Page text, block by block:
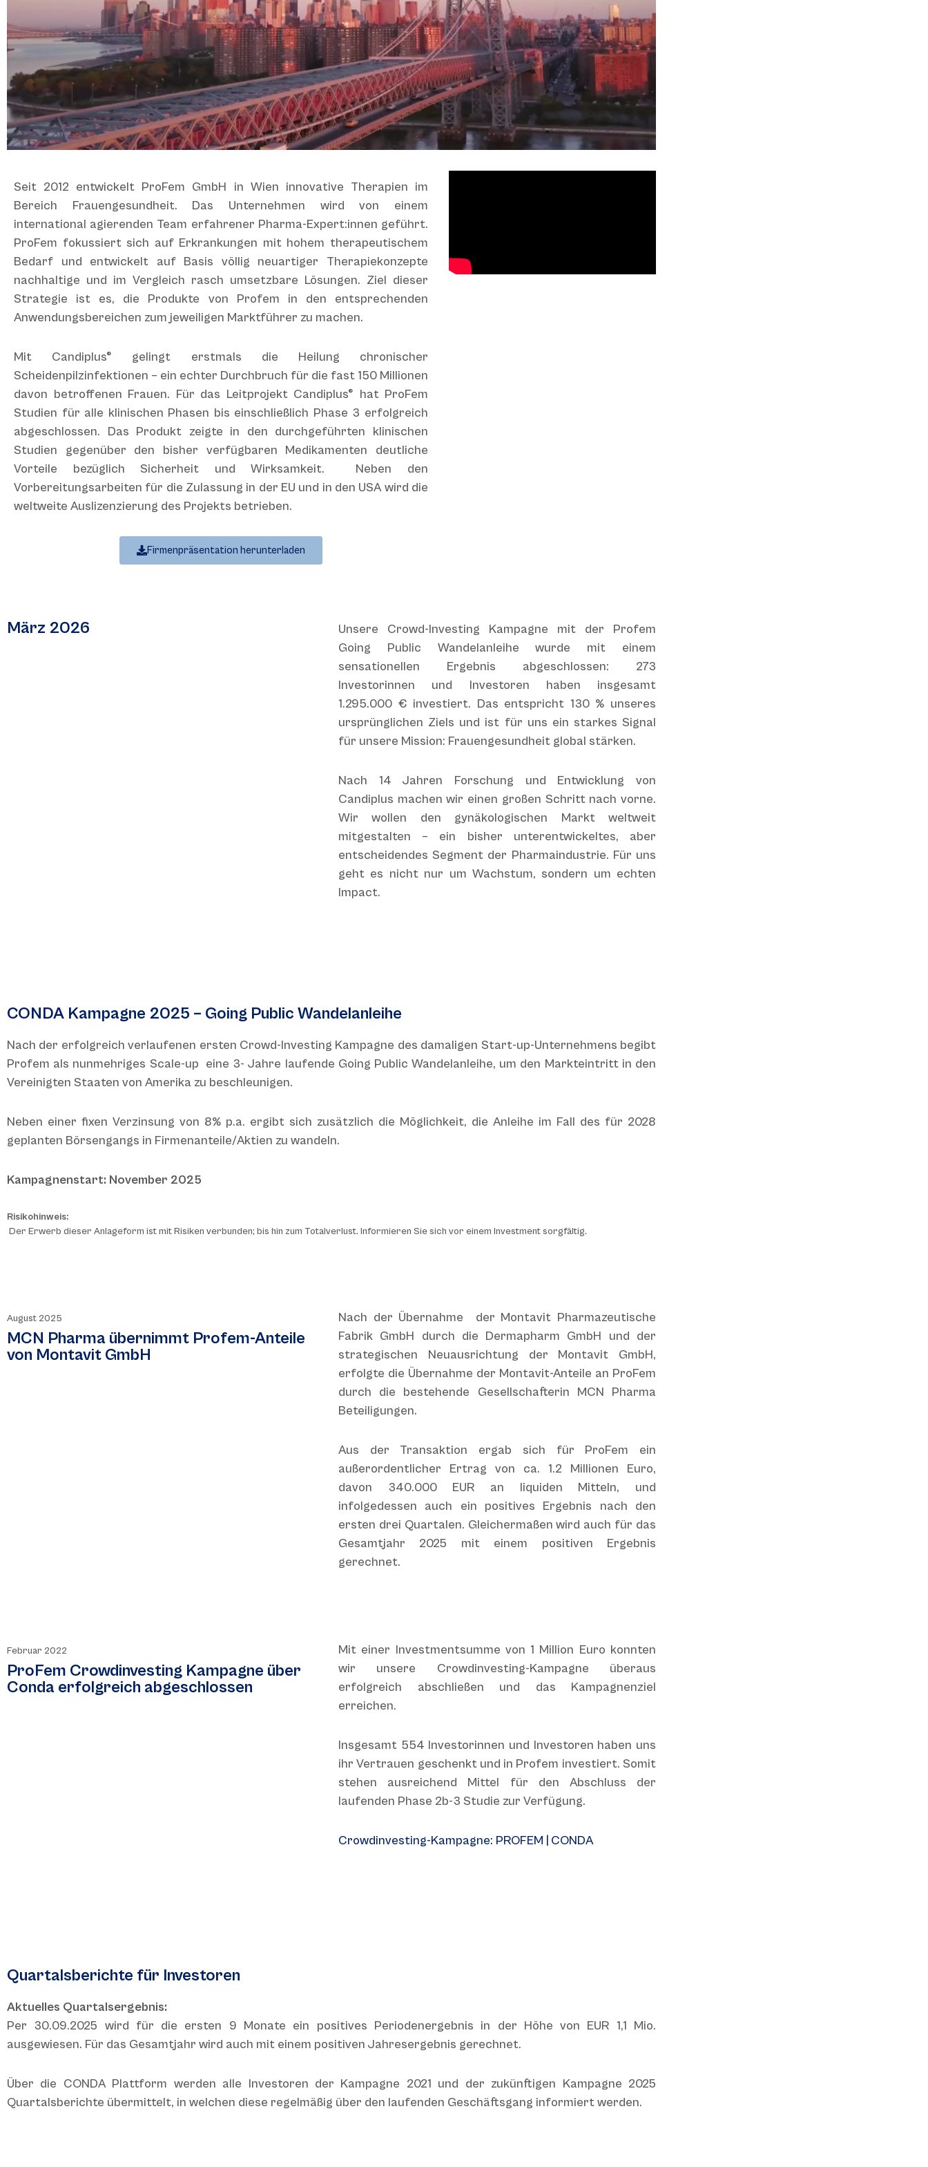
Seit 2012 entwickelt ProFem GmbH in Wien innovative Therapien im
Bereich Frauengesundheit. Das Unternehmen wird von einem
international agierenden Team erfahrener Pharma-Expert:innen geführt.
ProFem fokussiert sich auf Erkrankungen mit hohem therapeutischem
Bedarf und entwickelt auf Basis völlig neuartiger Therapiekonzepte
nachhaltige und im Vergleich rasch umsetzbare Lösungen. Ziel dieser
Strategie ist es, die Produkte von Profem in den entsprechenden
Anwendungsbereichen zum jeweiligen Marktführer zu machen.
Mit Candiplus® gelingt erstmals die Heilung chronischer
Scheidenpilzinfektionen – ein echter Durchbruch für die fast 150 Millionen
davon betroffenen Frauen. Für das Leitprojekt Candiplus® hat ProFem
Studien für alle klinischen Phasen bis einschließlich Phase 3 erfolgreich
abgeschlossen. Das Produkt zeigte in den durchgeführten klinischen
Studien gegenüber den bisher verfügbaren Medikamenten deutliche
Vorteile bezüglich Sicherheit und Wirksamkeit. Neben den
Vorbereitungsarbeiten für die Zulassung in der EU und in den USA wird die
weltweite Auslizenzierung des Projekts betrieben.
Firmenpräsentation herunterladen
März 2026
Unsere Crowd-Investing Kampagne mit der Profem
Going Public Wandelanleihe wurde mit einem
sensationellen Ergebnis abgeschlossen: 273
Investorinnen und Investoren haben insgesamt
1.295.000 € investiert. Das entspricht 130 % unseres
ursprünglichen Ziels und ist für uns ein starkes Signal
für unsere Mission: Frauengesundheit global stärken.
Nach 14 Jahren Forschung und Entwicklung von
Candiplus machen wir einen großen Schritt nach vorne.
Wir wollen den gynäkologischen Markt weltweit
mitgestalten – ein bisher unterentwickeltes, aber
entscheidendes Segment der Pharmaindustrie. Für uns
geht es nicht nur um Wachstum, sondern um echten
Impact.
CONDA Kampagne 2025 – Going Public Wandelanleihe
Nach der erfolgreich verlaufenen ersten Crowd-Investing Kampagne des damaligen Start-up-Unternehmens begibt
Profem als nunmehriges Scale-up eine 3- Jahre laufende Going Public Wandelanleihe, um den Markteintritt in den
Vereinigten Staaten von Amerika zu beschleunigen.
Neben einer fixen Verzinsung von 8% p.a. ergibt sich zusätzlich die Möglichkeit, die Anleihe im Fall des für 2028
geplanten Börsengangs in Firmenanteile/Aktien zu wandeln.
Kampagnenstart: November 2025
Risikohinweis:
Der Erwerb dieser Anlageform ist mit Risiken verbunden; bis hin zum Totalverlust. Informieren Sie sich vor einem Investment sorgfältig.
August 2025
MCN Pharma übernimmt Profem-Anteile
von Montavit GmbH
Nach der Übernahme der Montavit Pharmazeutische
Fabrik GmbH durch die Dermapharm GmbH und der
strategischen Neuausrichtung der Montavit GmbH,
erfolgte die Übernahme der Montavit-Anteile an ProFem
durch die bestehende Gesellschafterin MCN Pharma
Beteiligungen.
Aus der Transaktion ergab sich für ProFem ein
außerordentlicher Ertrag von ca. 1.2 Millionen Euro,
davon 340.000 EUR an liquiden Mitteln, und
infolgedessen auch ein positives Ergebnis nach den
ersten drei Quartalen. Gleichermaßen wird auch für das
Gesamtjahr 2025 mit einem positiven Ergebnis
gerechnet.
Februar 2022
ProFem Crowdinvesting Kampagne über
Conda erfolgreich abgeschlossen
Mit einer Investmentsumme von 1 Million Euro konnten
wir unsere Crowdinvesting-Kampagne überaus
erfolgreich abschließen und das Kampagnenziel
erreichen.
Insgesamt 554 Investorinnen und Investoren haben uns
ihr Vertrauen geschenkt und in Profem investiert. Somit
stehen ausreichend Mittel für den Abschluss der
laufenden Phase 2b-3 Studie zur Verfügung.
Crowdinvesting-Kampagne: PROFEM | CONDA
Quartalsberichte für Investoren
Aktuelles Quartalsergebnis:
Per 30.09.2025 wird für die ersten 9 Monate ein positives Periodenergebnis in der Höhe von EUR 1,1 Mio.
ausgewiesen. Für das Gesamtjahr wird auch mit einem positiven Jahresergebnis gerechnet.
Über die CONDA Plattform werden alle Investoren der Kampagne 2021 und der zukünftigen Kampagne 2025
Quartalsberichte übermittelt, in welchen diese regelmäßig über den laufenden Geschäftsgang informiert werden.